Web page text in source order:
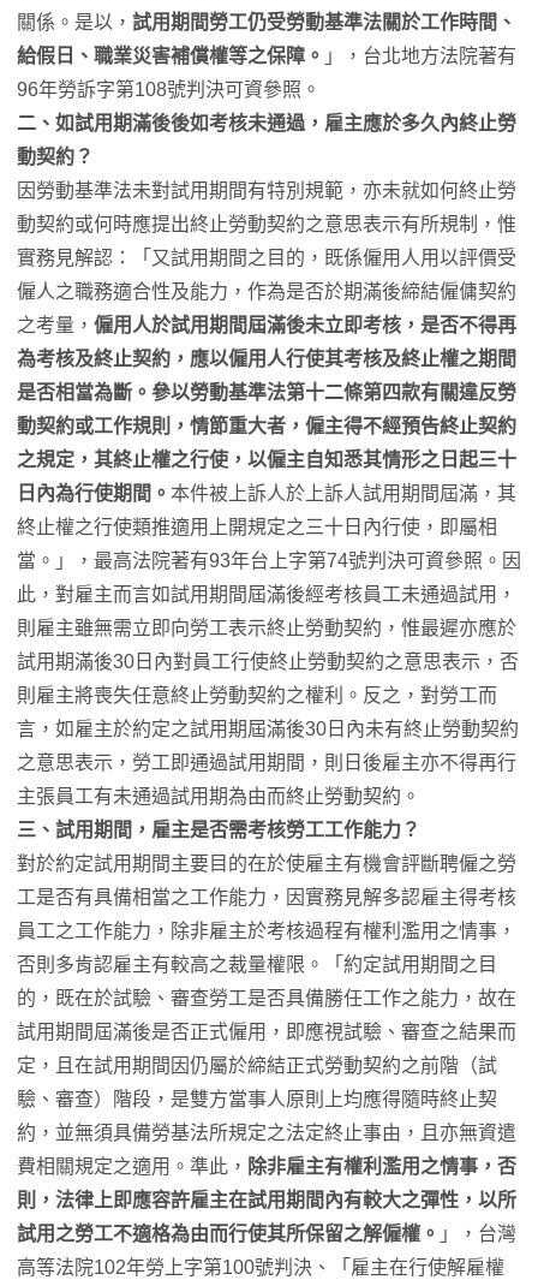
關係。是以， 試用期間勞工仍受勞動基準法關於工作時間、
給假日、職業災害補償權等之保障。 」，台北地方法院著有
96年勞訴字第108號判決可資參照。
二、如試用期滿後後如考核未通過，雇主應於多久內終止勞
動契約？
因勞動基準法未對試用期間有特別規範，亦未就如何終止勞
動契約或何時應提出終止勞動契約之意思表示有所規制，惟
實務見解認：「又試用期間之目的，既係僱用人用以評價受
僱人之職務適合性及能力，作為是否於期滿後締結僱傭契約
之考量， 僱用人於試用期間屆滿後未立即考核，是否不得再
為考核及終止契約，應以僱用人行使其考核及終止權之期間
是否相當為斷。參以勞動基準法第十二條第四款有關違反勞
動契約或工作規則，情節重大者，僱主得不經預告終止契約
之規定，其終止權之行使，以僱主自知悉其情形之日起三十
日內為行使期間。 本件被上訴人於上訴人試用期間屆滿，其
終止權之行使類推適用上開規定之三十日內行使，即屬相
當。」，最高法院著有93年台上字第74號判決可資參照。因
此，對雇主而言如試用期間屆滿後經考核員工未通過試用，
則雇主雖無需立即向勞工表示終止勞動契約，惟最遲亦應於
試用期滿後30日內對員工行使終止勞動契約之意思表示，否
則雇主將喪失任意終止勞動契約之權利。反之，對勞工而
言，如雇主於約定之試用期屆滿後30日內未有終止勞動契約
之意思表示，勞工即通過試用期間，則日後雇主亦不得再行
主張員工有未通過試用期為由而終止勞動契約。
三、試用期間，雇主是否需考核勞工工作能力？
對於約定試用期間主要目的在於使雇主有機會評斷聘僱之勞
工是否有具備相當之工作能力，因實務見解多認雇主得考核
員工之工作能力，除非雇主於考核過程有權利濫用之情事，
否則多肯認雇主有較高之裁量權限。「約定試用期間之目
的，既在於試驗、審查勞工是否具備勝任工作之能力，故在
試用期間屆滿後是否正式僱用，即應視試驗、審查之結果而
定，且在試用期間因仍屬於締結正式勞動契約之前階（試
驗、審查）階段，是雙方當事人原則上均應得隨時終止契
約，並無須具備勞基法所規定之法定終止事由，且亦無資遣
費相關規定之適用。準此， 除非雇主有權利濫用之情事，否
則，法律上即應容許雇主在試用期間內有較大之彈性，以所
試用之勞工不適格為由而行使其所保留之解僱權。 」，台灣
高等法院102年勞上字第100號判決、「雇主在行使解雇權